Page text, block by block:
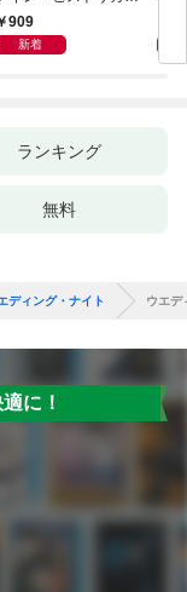
・スペシャル版】
909
新着
ランキング
無料
ディング・ナイト ウエデ
に！